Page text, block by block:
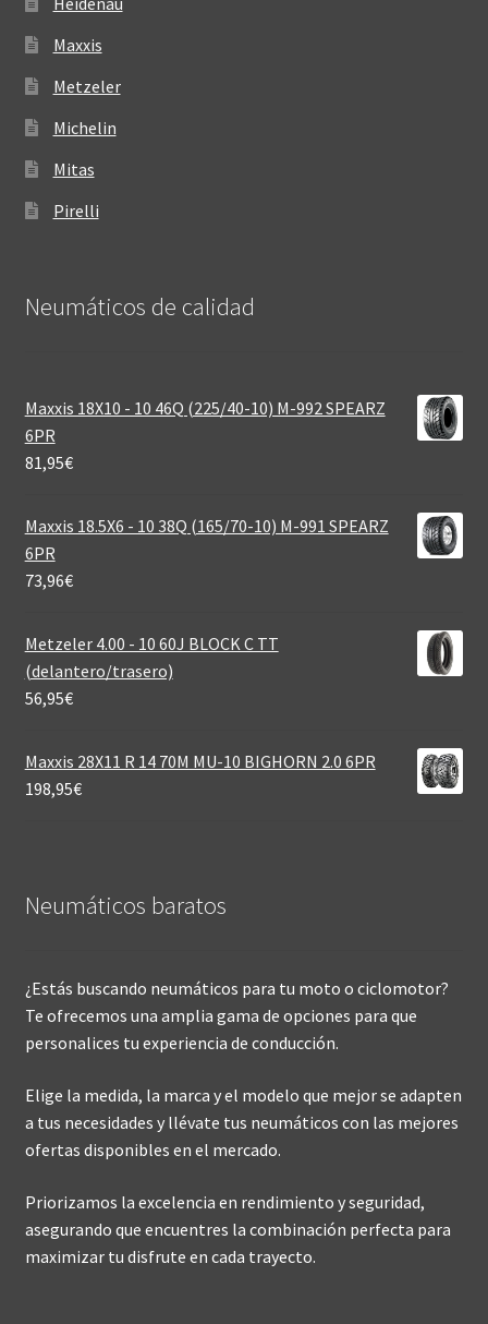
Maxxis
Metzeler
Michelin
Mitas
Pirelli
Neumáticos de calidad‎
Maxxis 18X10 - 10 46Q (225/40-10) M-992 SPEARZ
6PR
81,95€
Maxxis 18.5X6 - 10 38Q (165/70-10) M-991 SPEARZ
6PR
73,96€
Metzeler 4.00 - 10 60J BLOCK C TT
(delantero/trasero)
56,95€
Maxxis 28X11 R 14 70M MU-10 BIGHORN 2.0 6PR
198,95€
Neumáticos baratos
¿Estás buscando neumáticos para tu moto o ciclomotor?
Te ofrecemos una amplia gama de opciones para que
personalices tu experiencia de conducción.
Elige la medida, la marca y el modelo que mejor se adapten
a tus necesidades y llévate tus neumáticos con las mejores
ofertas disponibles en el mercado.
Priorizamos la excelencia en rendimiento y seguridad,
asegurando que encuentres la combinación perfecta para
maximizar tu disfrute en cada trayecto.